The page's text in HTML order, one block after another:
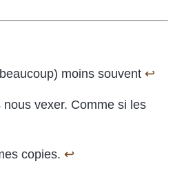
moins souvent ↩
nous vexer. Comme si les
copies. ↩